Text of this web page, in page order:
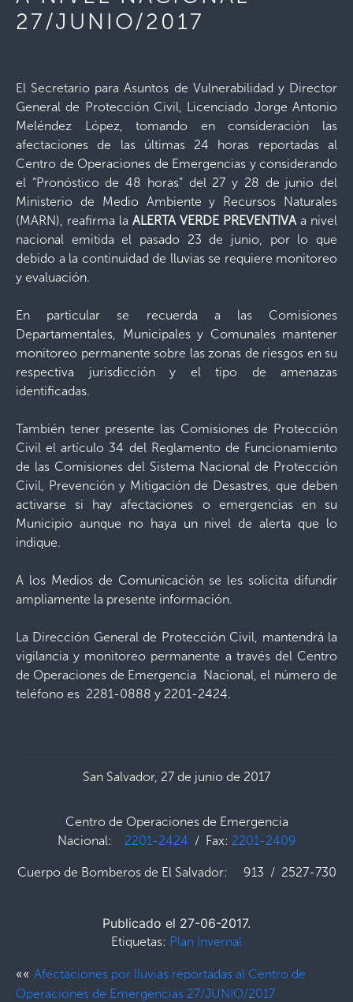
27/JUNIO/2017
El Secretario para Asuntos de Vulnerabilidad y Director
General de Protección Civil, Licenciado Jorge Antonio
Meléndez López, tomando en consideración las
afectaciones de las últimas 24 horas reportadas al
Centro de Operaciones de Emergencias y considerando
el “Pronóstico de 48 horas” del 27 y 28 de junio del
Ministerio de Medio Ambiente y Recursos Naturales
(MARN), reafirma la ALERTA VERDE PREVENTIVA a nivel
nacional emitida el pasado 23 de junio, por lo que
debido a la continuidad de lluvias se requiere monitoreo
y evaluación.
En particular se recuerda a las Comisiones
Departamentales, Municipales y Comunales mantener
monitoreo permanente sobre las zonas de riesgos en su
respectiva jurisdicción y el tipo de amenazas
identificadas.
También tener presente las Comisiones de Protección
Civil el artículo 34 del Reglamento de Funcionamiento
de las Comisiones del Sistema Nacional de Protección
Civil, Prevención y Mitigación de Desastres, que deben
activarse si hay afectaciones o emergencias en su
Municipio aunque no haya un nivel de alerta que lo
indique.
A los Medios de Comunicación se les solicita difundir
ampliamente la presente información.
La Dirección General de Protección Civil, mantendrá la
vigilancia y monitoreo permanente a través del Centro
de Operaciones de Emergencia Nacional, el número de
teléfono es 2281-0888 y 2201-2424.
San Salvador, 27 de junio de 2017
Centro de Operaciones de Emergencia
Nacional: 2201-2424 / Fax: 2201-2409
Cuerpo de Bomberos de El Salvador: 913 / 2527-730
Publicado el 27-06-2017.
Etiquetas: Plan Invernal
«« Afectaciones por lluvias reportadas al Centro de
Operaciones de Emergencias 27/JUNIO/2017